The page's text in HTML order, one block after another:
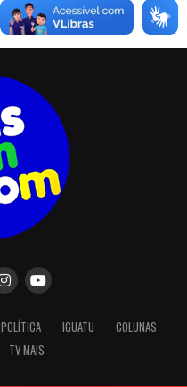
POLÍTICA IGUATU
COLUNAS
TV MAIS